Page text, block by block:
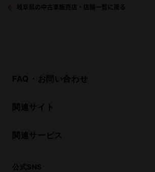
岐阜県の中古車販売店・店舗一覧に戻る
FAQ・お問い合わせ
関連サイト
関連サービス
公式SNS